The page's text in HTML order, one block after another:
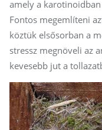
amely a karotinoidban
Fontos megemlíteni
köztük elsősorban a
stressz megnöveli az
kevesebb jut a